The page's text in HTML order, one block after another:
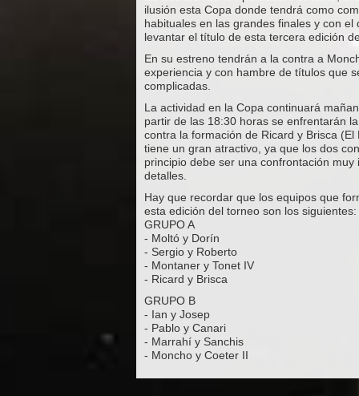
ilusión esta Copa donde tendrá como
habituales en las grandes finales y con
levantar el título de esta tercera edición
En su estreno tendrán a la contra a
experiencia y con hambre de títulos que
complicadas.
La actividad en la Copa continuará
partir de las 18:30 horas se enfrentarán
contra la formación de Ricard y Brisca
tiene un gran atractivo, ya que los dos
principio debe ser una confrontación
detalles.
Hay que recordar que los equipos que
esta edición del torneo son los siguientes:
GRUPO A
- Moltó y Dorín
- Sergio y Roberto
- Montaner y Tonet IV
- Ricard y Brisca
GRUPO B
- Ian y Josep
- Pablo y Canari
- Marrahí y Sanchis
- Moncho y Coeter II